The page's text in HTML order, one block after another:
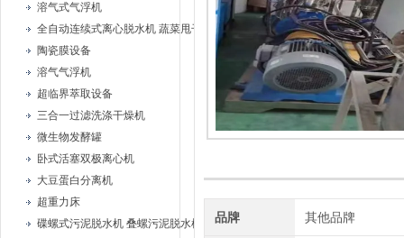
溶气式气浮机
全自动连续式离心脱水机 蔬菜甩干机
陶瓷膜设备
溶气气浮机
超临界萃取设备
三合一过滤洗涤干燥机
微生物发酵罐
卧式活塞双极离心机
大豆蛋白分离机
超重力床
碟螺式污泥脱水机 叠螺污泥脱水机
品牌 其他品牌